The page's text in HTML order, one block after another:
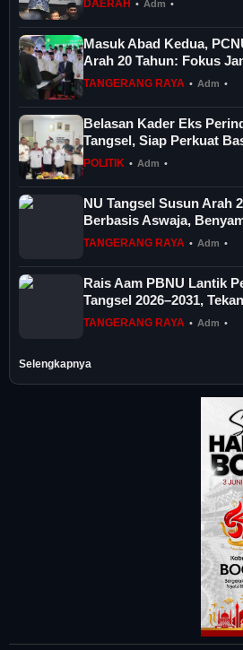
DAERAH • Adm •
Masuk Abad Kedua,
Arah 20 Tahun: Fokus
dan...
TANGERANG RAYA • Adm •
Belasan Kader Eks
Tangsel, Siap Perkuat
POLITIK • Adm •
NU Tangsel Susun Arah
Berbasis Aswaja,
TANGERANG RAYA • Adm •
Rais Aam PBNU Lantik
Tangsel 2026–2031,
dan D...
TANGERANG RAYA • Adm •
Selengkapnya